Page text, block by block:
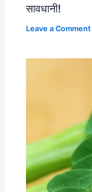
सावधानी!
Leave a Comment